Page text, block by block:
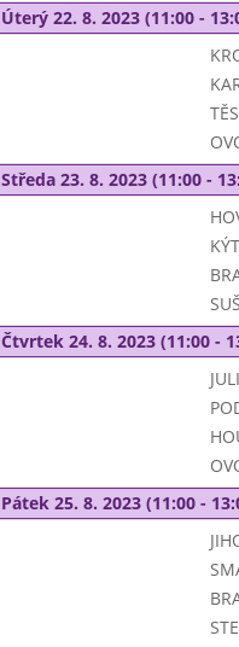
Úterý 22. 8. 2023 (11:00 -
Středa 23. 8. 2023 (11:00 -
Čtvrtek 24. 8. 2023 (11:00 -
Pátek 25. 8. 2023 (11:00 -